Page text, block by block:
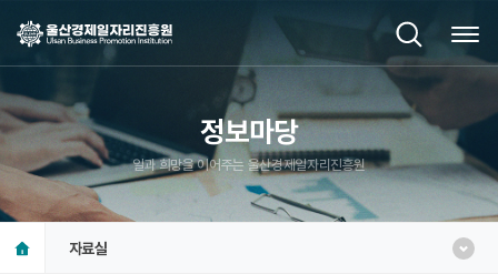
정보마당
일과 희망을 이어주는 울산경제일자리진흥원
자료실